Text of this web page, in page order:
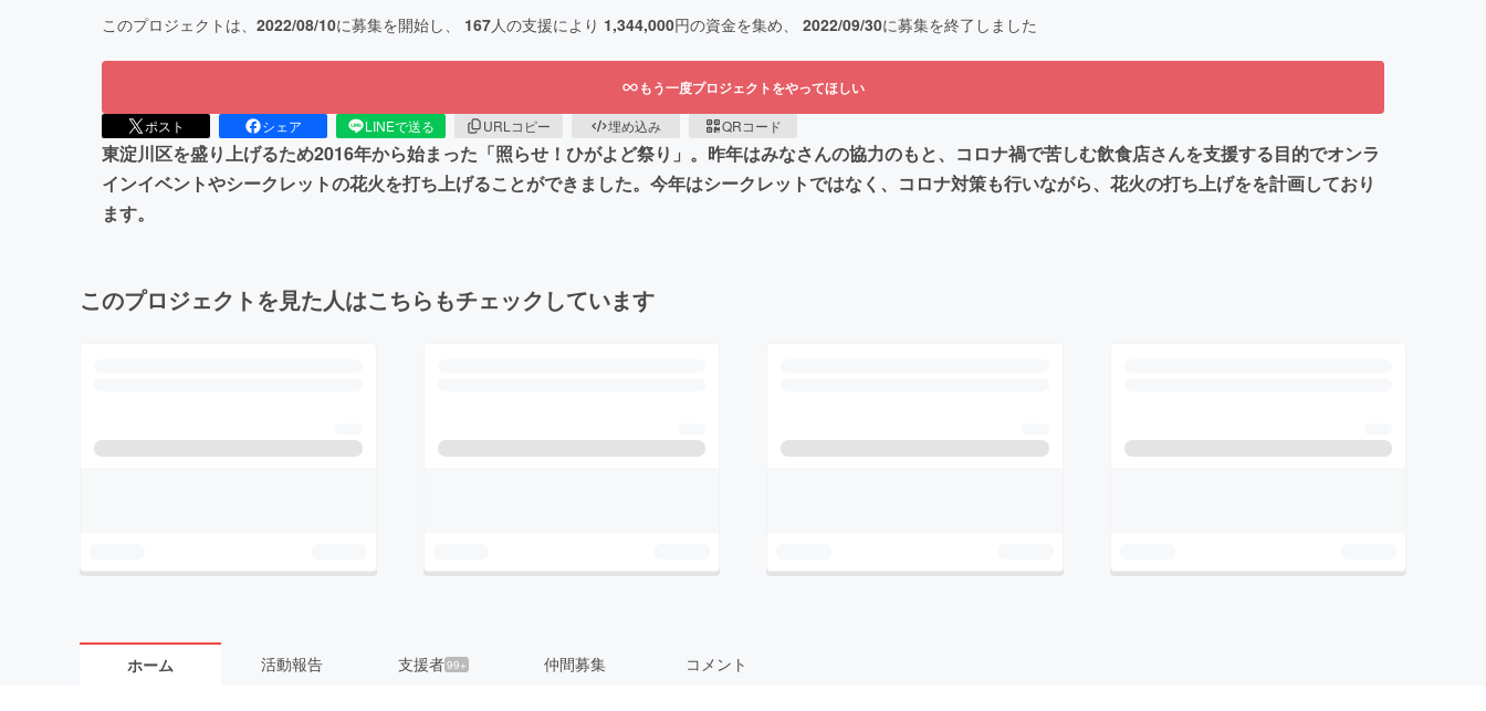
このプロジェクトは、 2022/08/10に募集を開始し、 167人の支援により 1,344,000円の資金を集め、 2022/09/30に募集を終了しました
もう一度プロジェクトをやってほしい
ポスト シェア LINEで送る URLコピー 埋め込み QRコード
東淀川区を盛り上げるため2016年から始まった「照らせ！ひがよど祭り」。昨年はみなさんの協力のもと、コロナ禍で苦しむ飲食店さんを支援する目的でオンラ
インイベントやシークレットの花火を打ち上げることができました。今年はシークレットではなく、コロナ対策も行いながら、花火の打ち上げをを計画しており
ます。
このプロジェクトを見た人はこちらもチェックしています
ホーム 活動報告 支援者99+ 仲間募集 コメント